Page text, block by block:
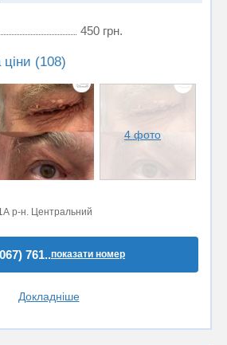
450 грн.
(108)
4 фото
р-н. Центральний
761..показати номер
Докладніше